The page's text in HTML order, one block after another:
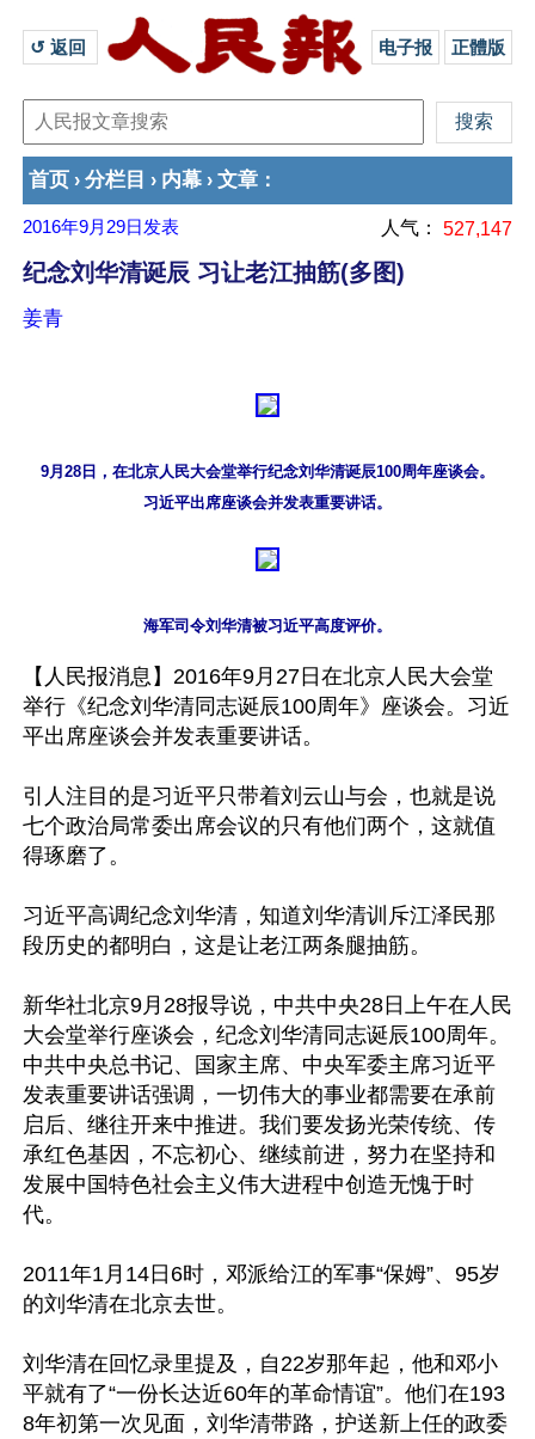
↺ 返回 电子报 正體版
首页 › 分栏目 › 内幕 › 文章 ：
2016年9月29日 发表 人气： 527,147
纪念刘华清诞辰 习让老江抽筋(多图)
姜青
9月28日，在北京人民大会堂举行纪念刘华清诞辰100周年座谈会。
习近平出席座谈会并发表重要讲话。
海军司令刘华清被习近平高度评价。
【人民报消息】2016年9月27日在北京人民大会堂
举行《纪念刘华清同志诞辰100周年》座谈会。习近
平出席座谈会并发表重要讲话。
引人注目的是习近平只带着刘云山与会，也就是说
七个政治局常委出席会议的只有他们两个，这就值
得琢磨了。
习近平高调纪念刘华清，知道刘华清训斥江泽民那
段历史的都明白，这是让老江两条腿抽筋。
新华社北京9月28报导说，中共中央28日上午在人民
大会堂举行座谈会，纪念刘华清同志诞辰100周年。
中共中央总书记、国家主席、中央军委主席习近平
发表重要讲话强调，一切伟大的事业都需要在承前
启后、继往开来中推进。我们要发扬光荣传统、传
承红色基因，不忘初心、继续前进，努力在坚持和
发展中国特色社会主义伟大进程中创造无愧于时
代。
2011年1月14日6时，邓派给江的军事“保姆”、95岁
的刘华清在北京去世。
刘华清在回忆录里提及，自22岁那年起，他和邓小
平就有了“一份长达近60年的革命情谊”。他们在193
8年初第一次见面，刘华清带路，护送新上任的政委